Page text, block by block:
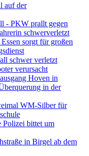
auf der
- PKW prallt gegen
schwerverletzt
sorgt für großen
schwer verletzt
verursacht
Hoven in
in der
WM-Silber für
Polizei bittet um
in Birgel ab dem